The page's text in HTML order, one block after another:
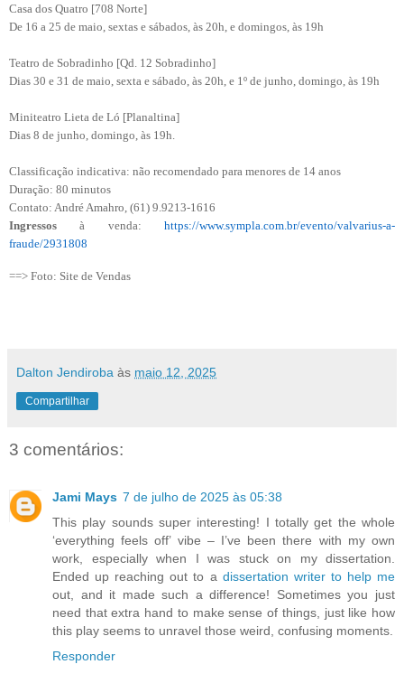
Casa dos Quatro [708 Norte]
De 16 a 25 de maio, sextas e sábados, às 20h, e domingos, às 19h
Teatro de Sobradinho [Qd. 12 Sobradinho]
Dias 30 e 31 de maio, sexta e sábado, às 20h, e 1º de junho, domingo, às 19h
Miniteatro Lieta de Ló [Planaltina]
Dias 8 de junho, domingo, às 19h.
Classificação indicativa: não recomendado para menores de 14 anos
Duração: 80 minutos
Contato: André Amahro, (61) 9.9213-1616
Ingressos à venda: https://www.sympla.com.br/evento/valvarius-a-
fraude/2931808
==> Foto: Site de Vendas
Dalton Jendiroba às maio 12, 2025
Compartilhar
3 comentários:
Jami Mays 7 de julho de 2025 às 05:38
This play sounds super interesting! I totally get the whole
‘everything feels off’ vibe – I’ve been there with my own
work, especially when I was stuck on my dissertation.
Ended up reaching out to a dissertation writer to help me
out, and it made such a difference! Sometimes you just
need that extra hand to make sense of things, just like how
this play seems to unravel those weird, confusing moments.
Responder